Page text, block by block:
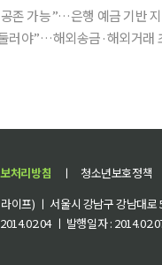
존 가능”…은행 예금 기반
러야”…해외송금·해외거래
처리방침 ㅣ 청소년보호정책
이프) ㅣ 서울시 강남구 강남대
ㅣ 발행일자 :